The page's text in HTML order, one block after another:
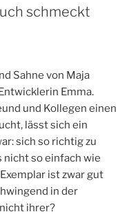
schmeckt
Sahne von Maja
Emma.
und Kollegen einen
lässt sich ein
sich so richtig zu
nicht so einfach wie
ist zwar gut
in der
ihrer?